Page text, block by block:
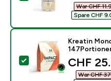
War CHF
Spare CHF
Dieses Produkt
Kreatin
CHF
War CHF